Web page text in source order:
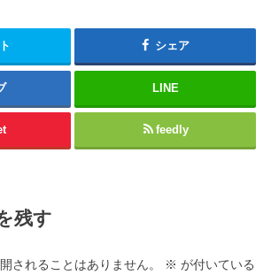
シェア
LINE
feedly
残す
されることはありません。 ※ が付いている